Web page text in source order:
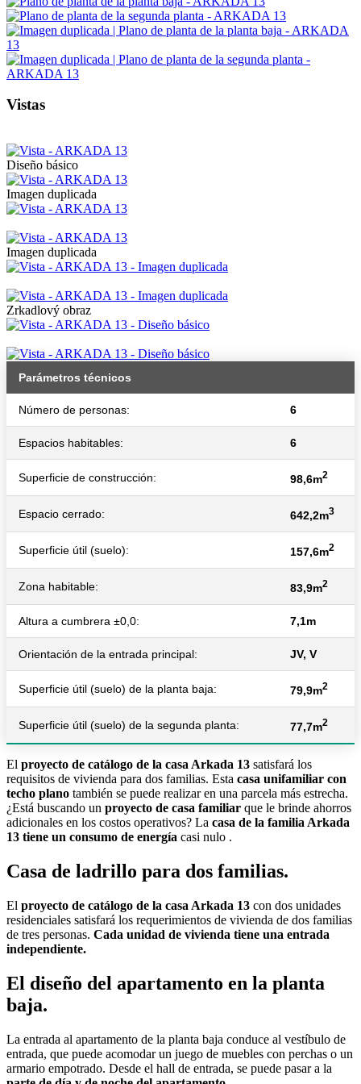
Vistas
Diseño básico
Imagen duplicada
Imagen duplicada
Zrkadlový obraz
Parámetros técnicos
Número de personas: 6
Espacios habitables: 6
Superficie de construcción: 98,6m2
Espacio cerrado: 642,2m3
Superficie útil (suelo): 157,6m2
Zona habitable: 83,9m2
Altura a cumbrera ±0,0: 7,1m
Orientación de la entrada principal: JV, V
Superficie útil (suelo) de la planta baja: 79,9m2
Superficie útil (suelo) de la segunda planta: 77,7m2
El proyecto de catálogo de la casa Arkada 13 satisfará los
requisitos de vivienda para dos familias. Esta casa unifamiliar con
techo plano también se puede realizar en una parcela más estrecha.
¿Está buscando un proyecto de casa familiar que le brinde ahorros
adicionales en los costos operativos? La casa de la familia Arkada
13 tiene un consumo de energía casi nulo .
Casa de ladrillo para dos familias.
El proyecto de catálogo de la casa Arkada 13 con dos unidades
residenciales satisfará los requerimientos de vivienda de dos familias
de tres personas. Cada unidad de vivienda tiene una entrada
independiente.
El diseño del apartamento en la planta
baja.
La entrada al apartamento de la planta baja conduce al vestíbulo de
entrada, que puede acomodar un juego de muebles con perchas o un
armario empotrado. Desde el hall de entrada, se puede pasar a la